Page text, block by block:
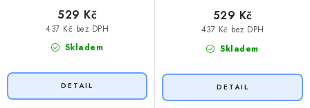
Skladem
437 Kč bez DPH
529 Kč
Skladem
437 Kč bez DPH
529 Kč